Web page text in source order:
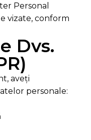
Personal
vizate, conform
Dvs.
aveți
personale: